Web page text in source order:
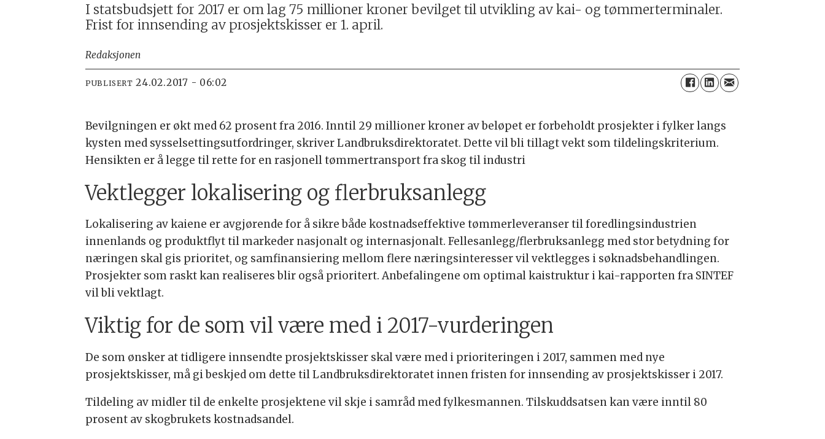
I statsbudsjett for 2017 er om lag 75 millioner kroner bevilget til utvikling av kai- og tømmerterminaler.
Frist for innsending av prosjektskisser er 1. april.
Redaksjonen
PUBLISERT 24.02.2017 - 06:02
Bevilgningen er økt med 62 prosent fra 2016. Inntil 29 millioner kroner av beløpet er forbeholdt prosjekter i fylker langs
kysten med sysselsettingsutfordringer, skriver Landbruksdirektoratet. Dette vil bli tillagt vekt som tildelingskriterium.
Hensikten er å legge til rette for en rasjonell tømmertransport fra skog til industri
Vektlegger lokalisering og flerbruksanlegg
Lokalisering av kaiene er avgjørende for å sikre både kostnadseffektive tømmerleveranser til foredlingsindustrien
innenlands og produktflyt til markeder nasjonalt og internasjonalt. Fellesanlegg/flerbruksanlegg med stor betydning for
næringen skal gis prioritet, og samfinansiering mellom flere næringsinteresser vil vektlegges i søknadsbehandlingen.
Prosjekter som raskt kan realiseres blir også prioritert. Anbefalingene om optimal kaistruktur i kai-rapporten fra SINTEF
vil bli vektlagt.
Viktig for de som vil være med i 2017-vurderingen
De som ønsker at tidligere innsendte prosjektskisser skal være med i prioriteringen i 2017, sammen med nye
prosjektskisser, må gi beskjed om dette til Landbruksdirektoratet innen fristen for innsending av prosjektskisser i 2017.
Tildeling av midler til de enkelte prosjektene vil skje i samråd med fylkesmannen. Tilskuddsatsen kan være inntil 80
prosent av skogbrukets kostnadsandel.